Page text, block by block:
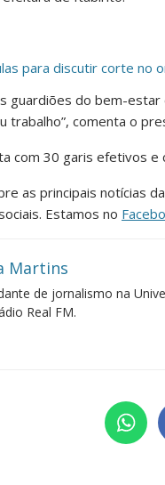
para discutir corte no
guardiões do bem-
comenta o
com 30 garis efetivos e
as principais notícias
Estamos no
Martins
de jornalismo na
Real FM.